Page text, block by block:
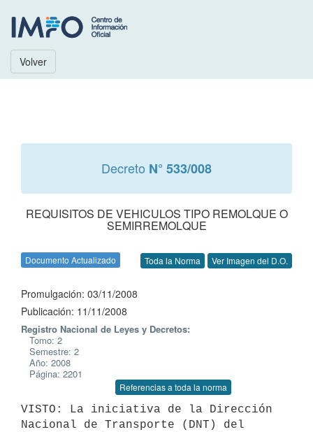
Volver
Decreto N° 533/008
REQUISITOS DE VEHICULOS TIPO REMOLQUE O
SEMIRREMOLQUE
Documento Actualizado Toda la Norma Ver Imagen del D.O.
Promulgación: 03/11/2008
Publicación: 11/11/2008
Registro Nacional de Leyes y Decretos:
Tomo: 2
Semestre: 2
Año: 2008
Página: 2201
Referencias a toda la norma
VISTO: La iniciativa de la Dirección
Nacional de Transporte (DNT) del